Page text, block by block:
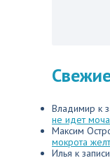
Владимир к
не идет
Максим
мокрота
Илья к записи